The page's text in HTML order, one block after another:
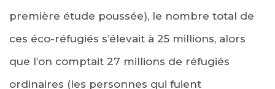
première étude poussée), le nombre total de
ces éco-réfugiés s’élevait à 25 millions, alors
que l’on comptait 27 millions de réfugiés
ordinaires (les personnes qui fuient